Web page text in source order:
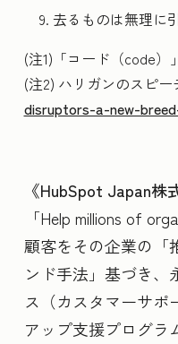
去るものは無理に
(注1)「コード（code）
(注2) ハリガンのスピ
disruptors-a-new-
《HubSpot Japan株
「Help millions of
顧客をその企業の「
ンド手法」基づき
ス（カスタマーサポ
アップ支援プログラ